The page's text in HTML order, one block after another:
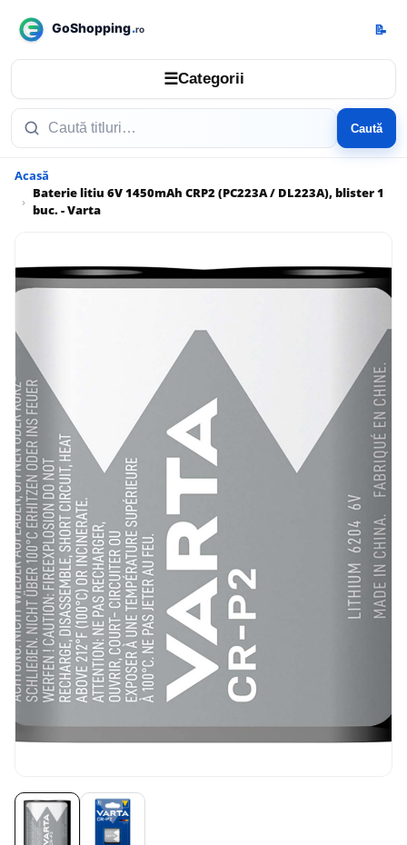
☰Categorii
Caută
📝
Acasă
Baterie litiu 6V 1450mAh CRP2 (PC223A / DL223A), blister 1
buc. - Varta